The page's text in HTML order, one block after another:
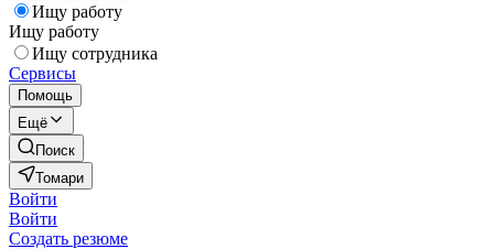
Ищу работу
Ищу работу
Ищу сотрудника
Сервисы
Помощь
Ещё
Поиск
Томари
Войти
Войти
Создать резюме